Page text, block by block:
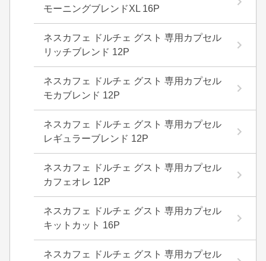
モーニングブレンドXL 16P
ネスカフェ ドルチェ グスト 専用カプセル
リッチブレンド 12P
ネスカフェ ドルチェ グスト 専用カプセル
モカブレンド 12P
ネスカフェ ドルチェ グスト 専用カプセル
レギュラーブレンド 12P
ネスカフェ ドルチェ グスト 専用カプセル
カフェオレ 12P
ネスカフェ ドルチェ グスト 専用カプセル
キットカット 16P
ネスカフェ ドルチェ グスト 専用カプセル